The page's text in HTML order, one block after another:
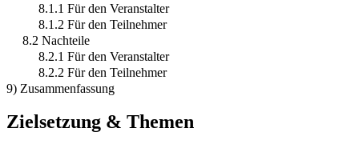
8.1.1 Für den Veranstalter
8.1.2 Für den Teilnehmer
8.2 Nachteile
8.2.1 Für den Veranstalter
8.2.2 Für den Teilnehmer
9) Zusammenfassung
Zielsetzung & Themen